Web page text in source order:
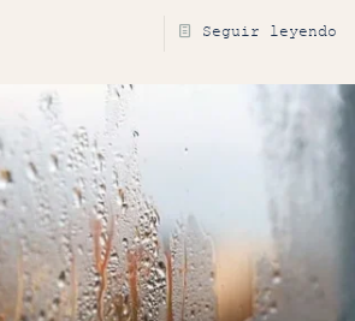
Seguir leyendo